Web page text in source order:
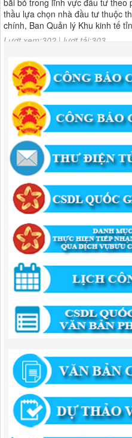
Lượt xem:302 | lượt tải:303
182/QĐ-BQLKKT
Quyết Định Công khai điều
Lượt xem:455 | lượt tải:351
1174/QĐ-UBND
QUYẾT ĐỊNH Về việc công bố
sung và phê duyệt quy trình nội
hoạt động xây dựng theo quy
thẩm quyền thuộc phạm vi giải
Lượt xem:435 | lượt tải:524
346/QĐ-UBND
QUYẾT ĐỊNH Về việc phê duyệt
hành chính trong lĩnh vực khu
quyền giải quyết của Ban Quản
Lượt xem:512 | lượt tải:318
55/QĐ-BQLKKT
QUYẾT ĐỊNH Công khai điều
công năm 2025
Lượt xem:818 | lượt tải:421
294/QĐ-UBND
hành chính trong lĩnh vực đầu tư
quyết của Ban Quản lý Khu kinh
Lượt xem:671 | lượt tải:203
292/QĐ-UBND
Quyết định về việc công bố
hành trong lĩnh vực khu công
giải quyết của Ban Quản lý Khu
Lượt xem:512 | lượt tải:363
314/QĐ-BQLKKT